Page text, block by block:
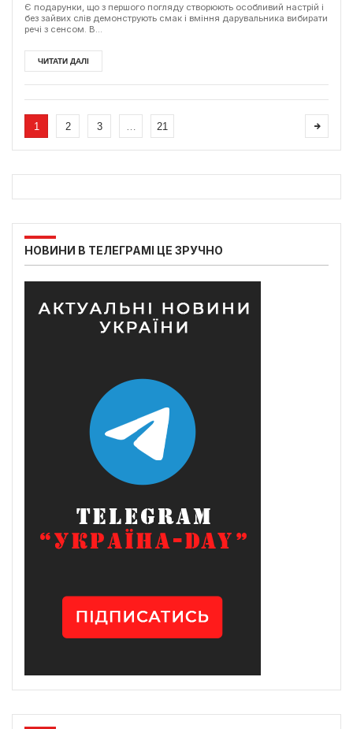
Є подарунки, що з першого погляду створюють особливий настрій і
без зайвих слів демонструють смак і вміння дарувальника вибирати
речі з сенсом. В...
ЧИТАТИ ДАЛІ
1 2 3 21
НОВИНИ В ТЕЛЕГРАМІ ЦЕ ЗРУЧНО